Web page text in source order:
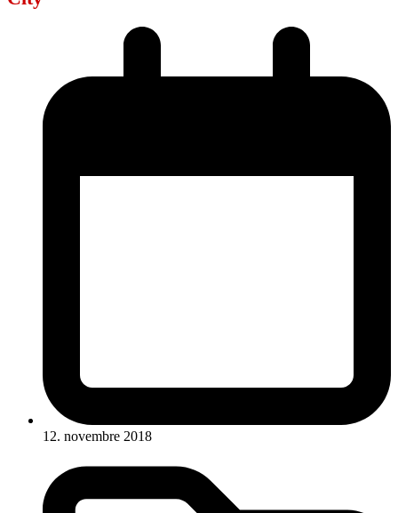
12. novembre 2018